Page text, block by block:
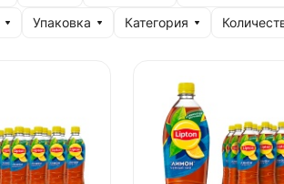
Упаковка Категория